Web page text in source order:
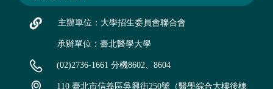
主辦單位：大學招生委員會聯合會
承辦單位：臺北醫學大學
(02)2736-1661 分機8602、8604
110 臺北市信義區吳興街250號（醫學綜合大樓後棟